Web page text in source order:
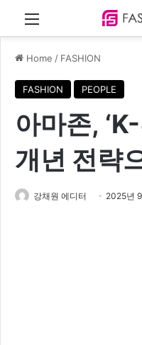
Menu
Home / FASHION
FASHION PEOPLE
아마존,
개년 전략
강채원 에디터 2025년